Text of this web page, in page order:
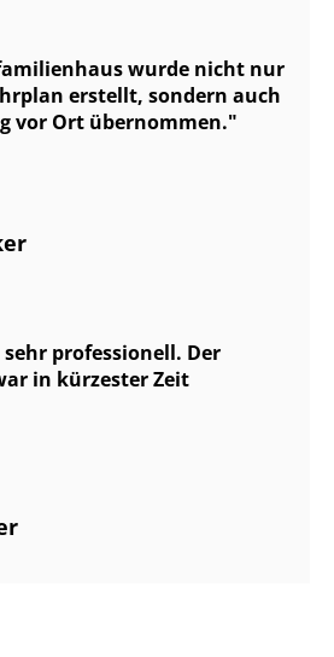
wurde nicht nur
erstellt, sondern auch
vor Ort übernommen.
professionell. Der
in kürzester Zeit